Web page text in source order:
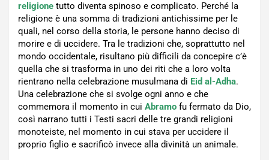
religione tutto diventa spinoso e complicato. Perché la
religione è una somma di tradizioni antichissime per le
quali, nel corso della storia, le persone hanno deciso di
morire e di uccidere. Tra le tradizioni che, soprattutto nel
mondo occidentale, risultano più difficili da concepire c’è
quella che si trasforma in uno dei riti che a loro volta
rientrano nella celebrazione musulmana di Eid al-Adha.
Una celebrazione che si svolge ogni anno e che
commemora il momento in cui Abramo fu fermato da Dio,
così narrano tutti i Testi sacri delle tre grandi religioni
monoteiste, nel momento in cui stava per uccidere il
proprio figlio e sacrificò invece alla divinità un animale.